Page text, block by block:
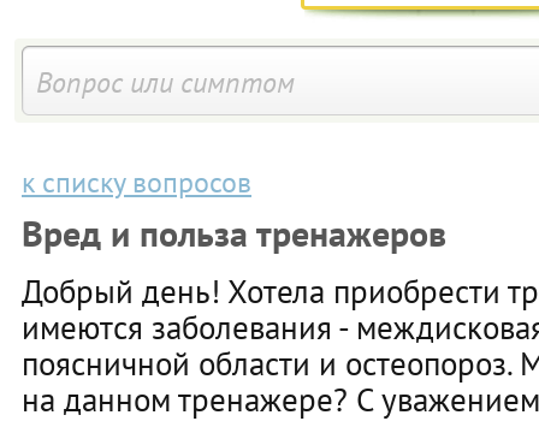
к списку вопросов
Вред и польза тренажеров
Добрый день! Хотела приобрести
имеются заболевания -
поясничной области и остеопороз.
на данном тренажере? C